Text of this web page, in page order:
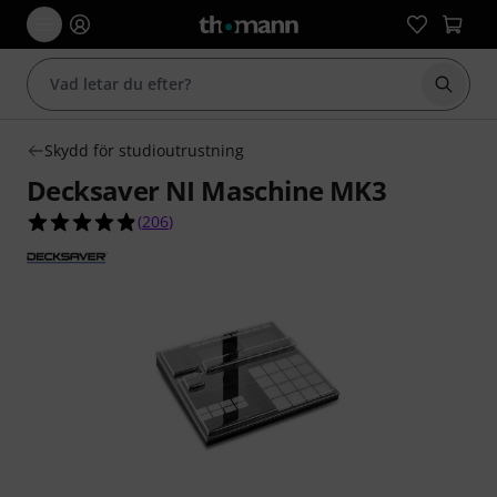
Börja
Skydd för studioutrustning
Decksaver NI Maschine MK3
4.8 av 5 stjärnor från 206 kundbetyg
(206)